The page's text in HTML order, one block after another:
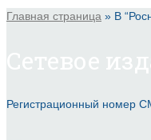
Главная страница » В
Регистрационный номер